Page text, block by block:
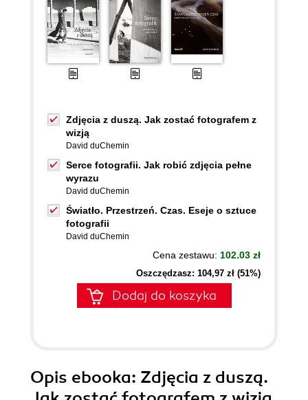
Zdjęcia z duszą. Jak zostać fotografem z
wizją
David duChemin
Serce fotografii. Jak robić zdjęcia pełne
wyrazu
David duChemin
Światło. Przestrzeń. Czas. Eseje o sztuce
fotografii
David duChemin
Cena zestawu: 102.03 zł
Oszczędzasz: 104,97 zł (51%)
Dodaj do koszyka
Opis ebooka: Zdjęcia z duszą.